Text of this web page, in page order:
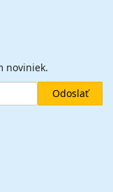
noviniek.